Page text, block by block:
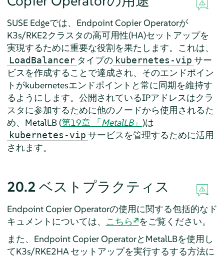
SUSE Edgeでは、Endpoint Copier Operatorが
K3s/RKE2クラスタの高可用性(HA)セットアップを
実現するために重要な役割を果たします。これは、
LoadBalancer タイプの kubernetes-vip サー
ビスを作成することで達成され、そのエンドポイン
トがkubernetesエンドポイントと常に同期を維持す
るようにします。公開されているIPアドレスはクラ
スタに参加するために他のノードから使用されるた
め、MetalLB (第19章 「MetalLB」 )は
kubernetes-vip サービスを管理するために活用
されます。
20.2 ベストプラクティス
Endpoint Copier Operatorの使用に関する包括的なド
キュメントについては、
こちら
をご覧ください。
また、Endpoint Copier OperatorとMetalLBを使用し
てK3s/RKE2HA セットアップを実行するする方法に